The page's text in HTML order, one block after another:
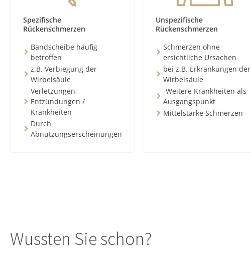
Spezifische
Rückenschmerzen
Bandscheibe häufig
betroffen
z.B. Verbiegung der
Wirbelsäule
Verletzungen,
Entzündungen /
Krankheiten
Durch
Abnutzungserscheinungen
Unspezifische
Rückenschmerzen
Schmerzen ohne
ersichtliche Ursachen
bei z.B. Erkrankungen der
Wirbelsäule
-Weitere Krankheiten als
Ausgangspunkt
Mittelstarke Schmerzen
Wussten Sie schon?